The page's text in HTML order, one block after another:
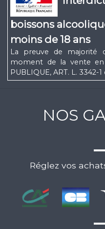
boissons
moins de 18 ans
La preuve de majorité
moment de la vente en
PUBLIQUE, ART. L. 3342-
NOS
Réglez vos